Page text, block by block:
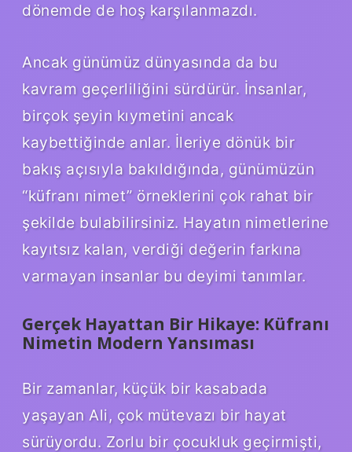
dönemde de hoş karşılanmazdı.
Ancak günümüz dünyasında da bu
kavram geçerliliğini sürdürür. İnsanlar,
birçok şeyin kıymetini ancak
kaybettiğinde anlar. İleriye dönük bir
bakış açısıyla bakıldığında, günümüzün
“küfranı nimet” örneklerini çok rahat bir
şekilde bulabilirsiniz. Hayatın nimetlerine
kayıtsız kalan, verdiği değerin farkına
varmayan insanlar bu deyimi tanımlar.
Gerçek Hayattan Bir Hikaye: Küfranı
Nimetin Modern Yansıması
Bir zamanlar, küçük bir kasabada
yaşayan Ali, çok mütevazı bir hayat
sürüyordu. Zorlu bir çocukluk geçirmişti,